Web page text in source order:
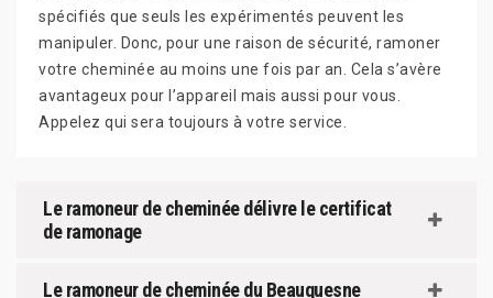
spécifiés que seuls les expérimentés peuvent les
manipuler. Donc, pour une raison de sécurité, ramoner
votre cheminée au moins une fois par an. Cela s’avère
avantageux pour l’appareil mais aussi pour vous.
Appelez qui sera toujours à votre service.
Le ramoneur de cheminée délivre le certificat
de ramonage
Le ramoneur de cheminée du Beauquesne